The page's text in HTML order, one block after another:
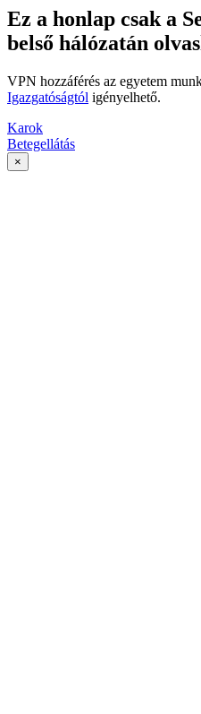
Ez a honlap csak a
belső hálózatán
VPN hozzáférés az egyetem
Igazgatóságtól igényelhető.
Karok
Betegellátás
×